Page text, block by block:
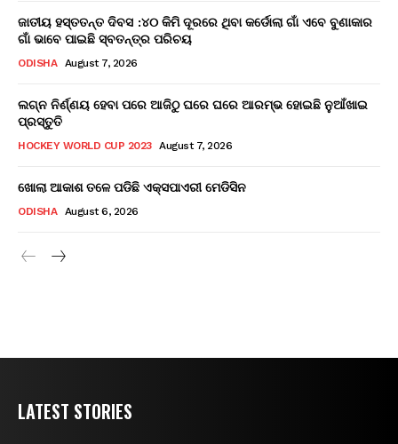
ଜାତୀୟ ହସ୍ତତନ୍ତ ଦିବସ :୪୦ କିମି ଦୂରରେ ଥିବା କର୍ଡୋଲା ଗାଁ ଏବେ ବୁଣାକାର
ଗାଁ ଭାବେ ପାଇଛି ସ୍ବତନ୍ତ୍ର ପରିଚୟ
ODISHA August 7, 2026
ଲଗ୍ନ ନିର୍ଣ୍ଣୟ ହେବା ପରେ ଆଜିଠୁ ଘରେ ଘରେ ଆରମ୍ଭ ହୋଇଛି ନୁଆଁଖାଇ
ପ୍ରସ୍ତୁତି
HOCKEY WORLD CUP 2023 August 7, 2026
ଖୋଲା ଆକାଶ ତଳେ ପଡିଛି ଏକ୍ସପାଏରୀ ମେଡିସିନ
ODISHA August 6, 2026
LATEST STORIES